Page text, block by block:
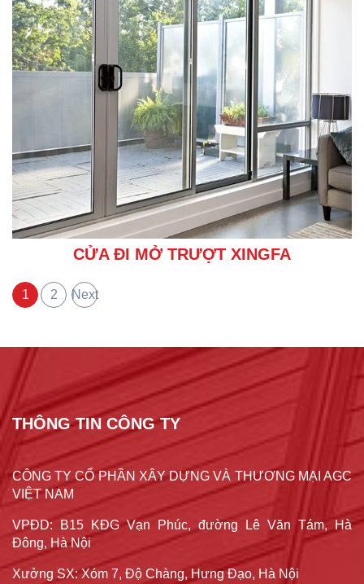
CỬA ĐI MỞ TRƯỢT XINGFA
1 2 Next
THÔNG TIN CÔNG TY
CÔNG TY CỔ PHẦN XÂY DỰNG VÀ THƯƠNG MẠI AGC
VIỆT NAM
VPĐD: B15 KĐG Vạn Phúc, đường Lê Văn Tám, Hà
Đông, Hà Nội
Xưởng SX: Xóm 7, Độ Chàng, Hưng Đạo, Hà Nội